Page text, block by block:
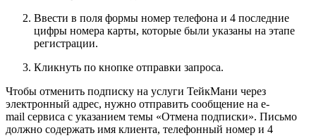
Ввести в поля формы номер телефона и 4 последние
цифры номера карты, которые были указаны на этапе
регистрации.
Кликнуть по кнопке отправки запроса.
Чтобы отменить подписку на услуги ТейкМани через
электронный адрес, нужно отправить сообщение на e-
mail сервиса с указанием темы «Отмена подписки». Письмо
должно содержать имя клиента, телефонный номер и 4